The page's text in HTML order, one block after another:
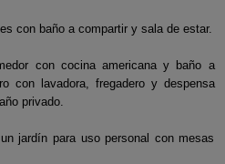
con baño a compartir y sala de estar.
con cocina americana y baño a
con lavadora, fregadero y despensa
privado.
jardín para uso personal con mesas